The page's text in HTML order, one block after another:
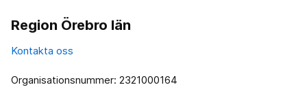
Region Örebro län
Kontakta oss
Organisationsnummer: 2321000164